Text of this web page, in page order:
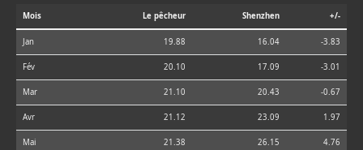
Mois Le pêcheur Shenzhen +/-
Jan 19.88 16.04 -3.83
Fév 20.10 17.09 -3.01
Mar 21.10 20.43 -0.67
Avr 21.12 23.09 1.97
Mai 21.38 26.15 4.76